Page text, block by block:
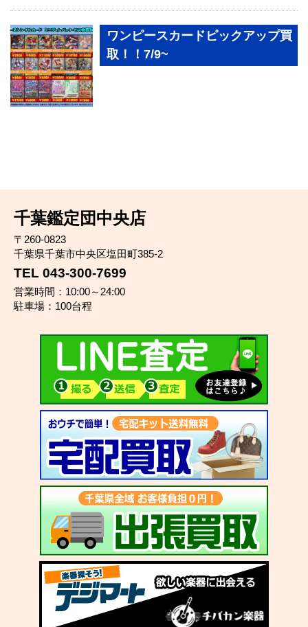
ワンピースカードピックアップ買
取！！7/9~
千葉鑑定団中央店
〒260-0823
千葉県千葉市中央区塩田町385-2
TEL 043-300-7699
営業時間：10:00～24:00
駐車場：100台程